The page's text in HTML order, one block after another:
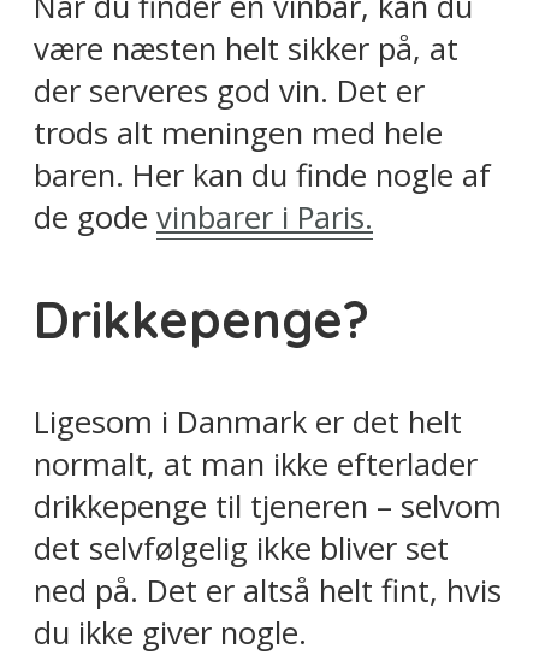
være næsten helt sikker på, at
der serveres god vin. Det er
trods alt meningen med hele
baren. Her kan du finde nogle af
de gode vinbarer i Paris.
Drikkepenge?
Ligesom i Danmark er det helt
normalt, at man ikke efterlader
drikkepenge til tjeneren – selvom
det selvfølgelig ikke bliver set
ned på. Det er altså helt fint, hvis
du ikke giver nogle.